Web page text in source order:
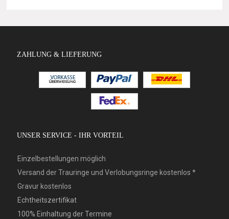
ZAHLUNG & LIEFERUNG
UNSER SERVICE - IHR VORTEIL
Einzelbestellungen möglich
Versand der Trauringe und Verlobungsringe kostenlos *
Gravur kostenlos
Echtheitszertifikat
100% Einhaltung der Termine